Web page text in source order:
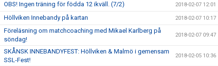
OBS! Ingen träning för födda 12 ikväll. (7/2) 2018-02-07 12:01
Höllviken Innebandy på kartan 2018-02-07 10:17
Föreläsning om matchcoaching med Mikael Karlberg på
söndag!
2018-02-07 09:47
SKÅNSK INNEBANDYFEST: Höllviken & Malmö i gemensam
SSL-Fest!
2018-02-05 10:36